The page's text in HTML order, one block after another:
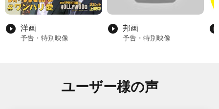
play_circle_filled 洋画
予告・特別映像
play_circle_filled 邦画
予告・特別映像
ユーザー様の声